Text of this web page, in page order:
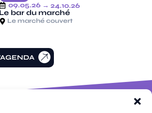
09.05.26 → 24.10.26
Le bar du marché
Le marché couvert